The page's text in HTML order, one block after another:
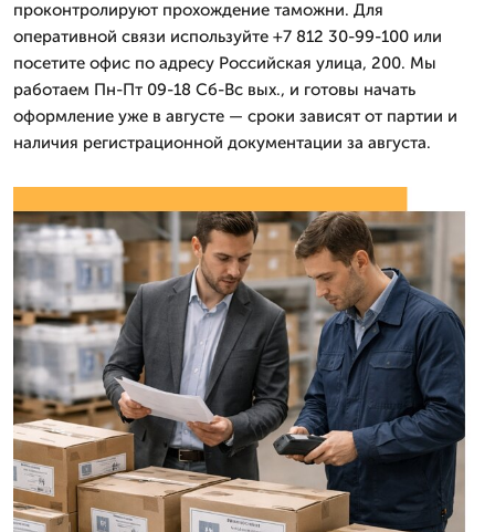
проконтролируют прохождение таможни. Для
оперативной связи используйте +7 812 30-99-100 или
посетите офис по адресу Российская улица, 200. Мы
работаем Пн-Пт 09-18 Сб-Вс вых., и готовы начать
оформление уже в августе — сроки зависят от партии и
наличия регистрационной документации за августа.